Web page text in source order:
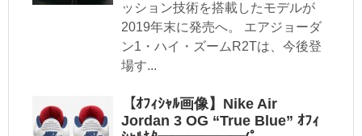
ッション技術を搭載したモデルが
2019年末に発売へ。 エアジョーダ
ン1・ハイ・ズームR2Tは、今後登
場す...
【ｵﾌｨｼｬﾙ画像】Nike Air
Jordan 3 OG “True Blue” ｵﾌｨ